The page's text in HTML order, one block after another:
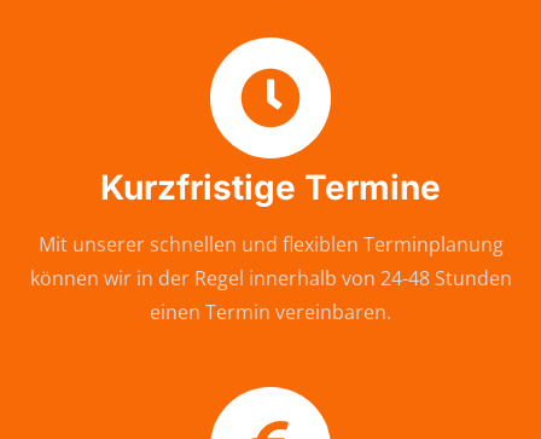
Kurzfristige Termine
Mit unserer schnellen und flexiblen Terminplanung
können wir in der Regel innerhalb von 24-48 Stunden
einen Termin vereinbaren.